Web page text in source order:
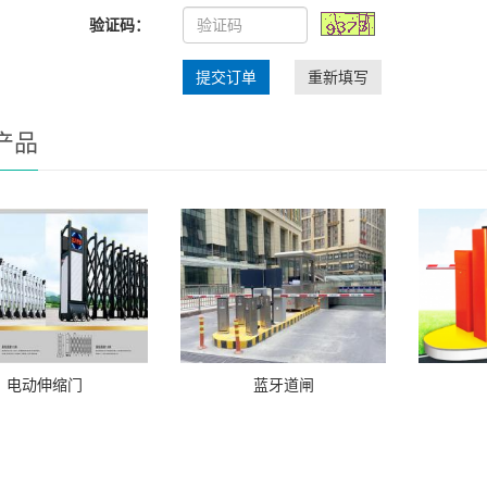
验证码：
提交订单 重新填写
品
电动伸缩门 蓝牙道闸